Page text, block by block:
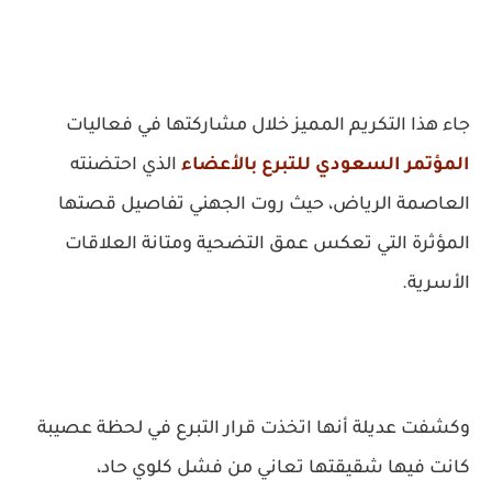
جاء هذا التكريم المميز خلال مشاركتها في فعاليات
المؤتمر السعودي للتبرع بالأعضاء الذي احتضنته
العاصمة الرياض، حيث روت الجهني تفاصيل قصتها
المؤثرة التي تعكس عمق التضحية ومتانة العلاقات
الأسرية.
وكشفت عديلة أنها اتخذت قرار التبرع في لحظة عصيبة
كانت فيها شقيقتها تعاني من فشل كلوي حاد،